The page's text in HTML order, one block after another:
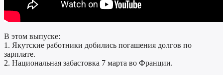
В этом выпуске:
1. Якутские работники добились погашения долгов по
зарплате.
2. Национальная забастовка 7 марта во Франции.